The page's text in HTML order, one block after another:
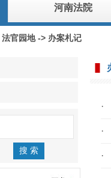
河南法院
法官园地-> 办案札记
搜 索
·
·
·